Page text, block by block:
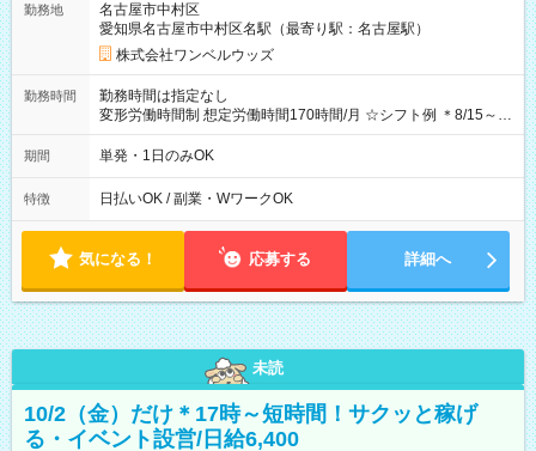
期間なし
勤務地
名古屋市中村区
愛知県名古屋市中村区名駅（最寄り駅：名古屋駅）
株式会社ワンベルウッズ
勤務時間
勤務時間は指定なし
変形労働時間制 想定労働時間170時間/月 ☆シフト例 ＊8/15～
10/26 全日共通 08：00～12：00 17：00～21：00 ＊8/31
～9/19のみ下記シフトもあります！ 12：00～16：00 ＊9/6～
00
期間 単発・1日のみOK
特徴 日払いOK / 副業・WワークOK
気になる！ 応募する 詳細へ
未読
10/2（金）だけ＊17時～短時間！サクッと稼げ
る・イベント設営/日給6,400